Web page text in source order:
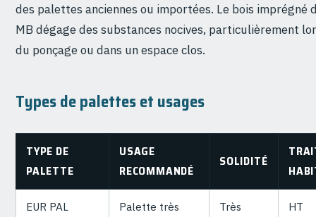
des palettes anciennes ou importées. Le bois imprégné
MB dégage des substances nocives, particulièrement
du ponçage ou dans un espace clos.
Types de palettes et usages
TYPE DE
PALETTE
USAGE
RECOMMANDÉ
SOLIDITÉ
EUR PAL
Palette très
Très
HT